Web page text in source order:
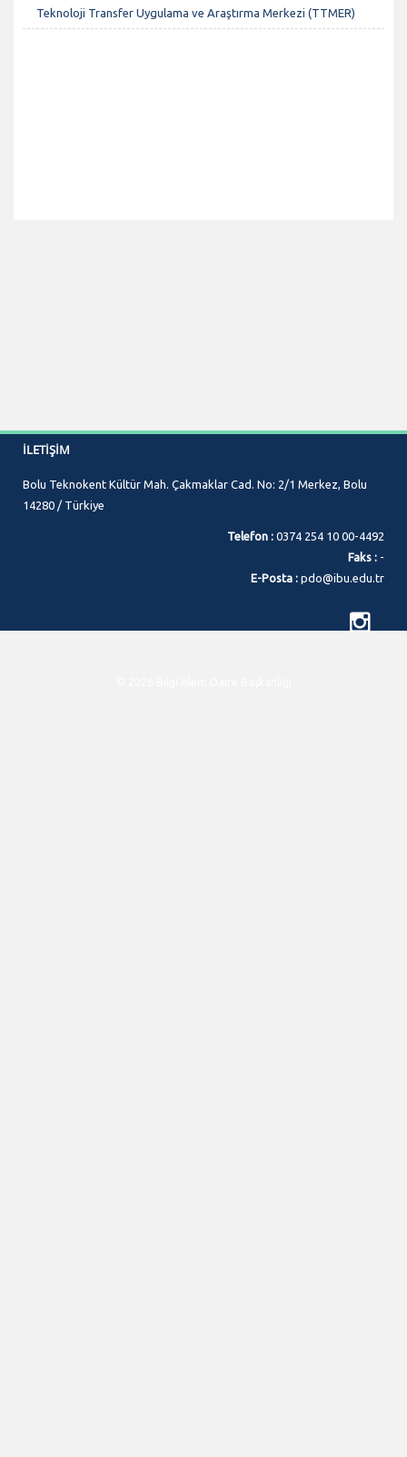
Teknoloji Transfer Uygulama ve Araştırma Merkezi (TTMER)
İLETIŞIM
Bolu Teknokent Kültür Mah. Çakmaklar Cad. No: 2/1 Merkez, Bolu
14280 / Türkiye
Telefon : 0374 254 10 00-4492
Faks : -
E-Posta : pdo@ibu.edu.tr